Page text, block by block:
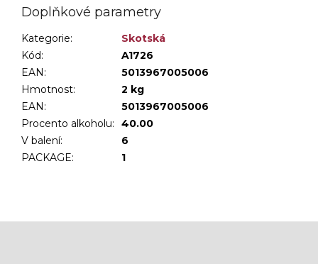
Doplňkové parametry
Kategorie:
Skotská
Kód:
A1726
EAN:
5013967005006
Hmotnost:
2 kg
EAN:
5013967005006
Procento alkoholu:
40.00
V balení:
6
PACKAGE: 1